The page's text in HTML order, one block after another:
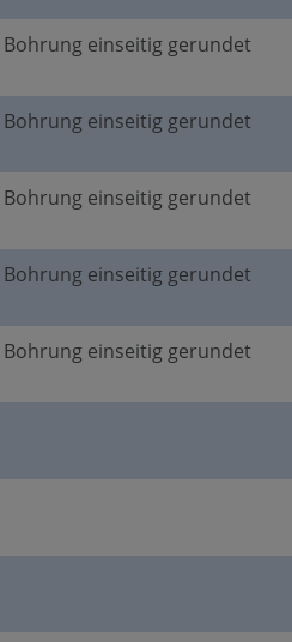
Bohrung einseitig gerundet
Bohrung einseitig gerundet
Bohrung einseitig gerundet
Bohrung einseitig gerundet
Bohrung einseitig gerundet